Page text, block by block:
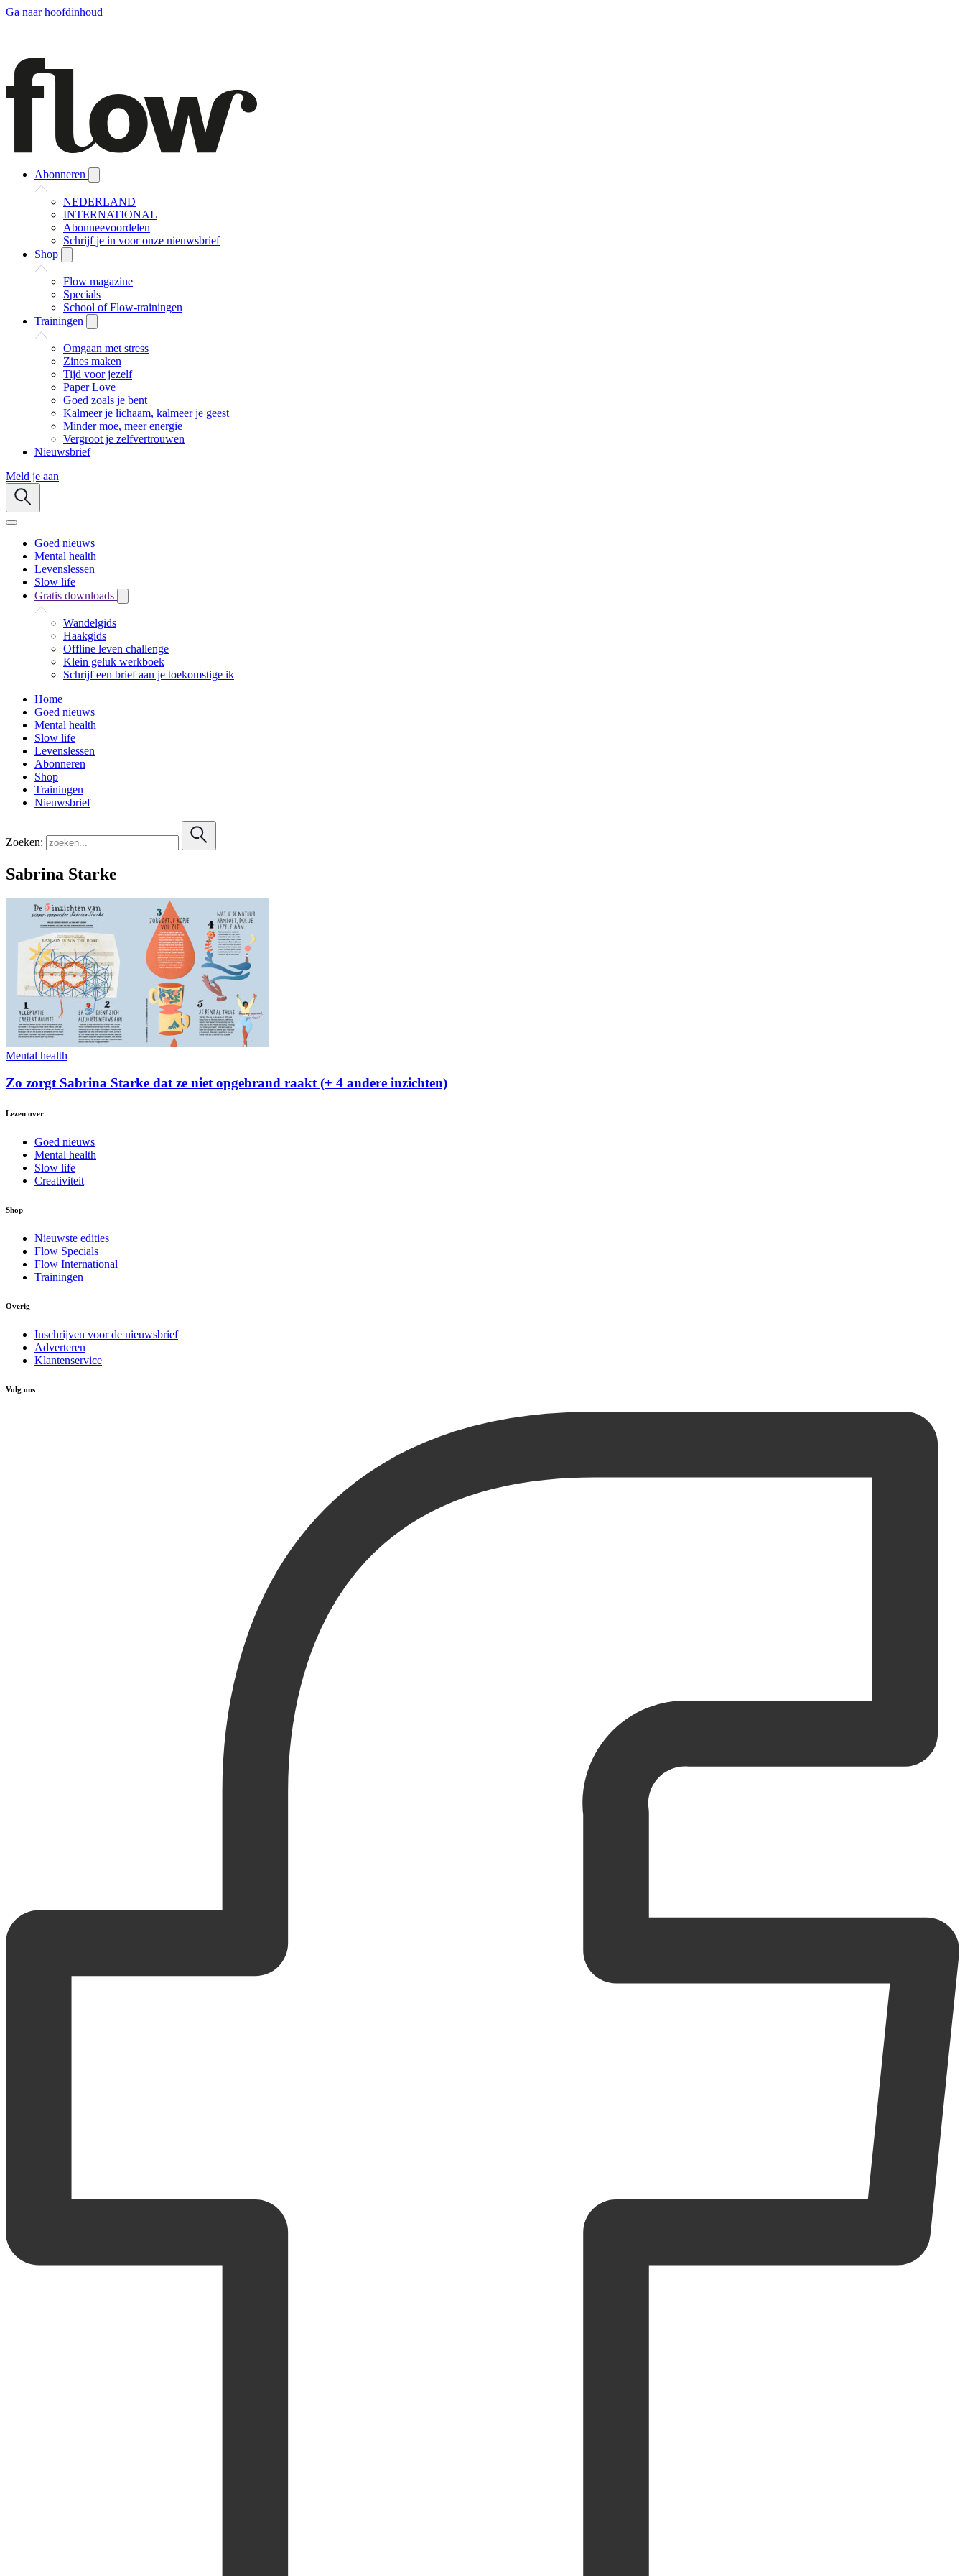
Ga naar hoofdinhoud
Abonneren
NEDERLAND
INTERNATIONAL
Abonneevoordelen
Schrijf je in voor onze nieuwsbrief
Shop
Flow magazine
Specials
School of Flow-trainingen
Trainingen
Omgaan met stress
Zines maken
Tijd voor jezelf
Paper Love
Goed zoals je bent
Kalmeer je lichaam, kalmeer je geest
Minder moe, meer energie
Vergroot je zelfvertrouwen
Nieuwsbrief
Meld je aan
Goed nieuws
Mental health
Levenslessen
Slow life
Gratis downloads
Wandelgids
Haakgids
Offline leven challenge
Klein geluk werkboek
Schrijf een brief aan je toekomstige ik
Home
Goed nieuws
Mental health
Slow life
Levenslessen
Abonneren
Shop
Trainingen
Nieuwsbrief
Zoeken:
Sabrina Starke
Mental health
Zo zorgt Sabrina Starke dat ze niet opgebrand raakt (+ 4 andere inzichten)
Lezen over
Goed nieuws
Mental health
Slow life
Creativiteit
Shop
Nieuwste edities
Flow Specials
Flow International
Trainingen
Overig
Inschrijven voor de nieuwsbrief
Adverteren
Klantenservice
Volg ons